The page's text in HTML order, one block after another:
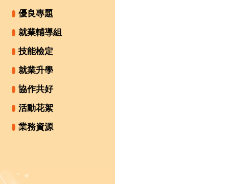
優良專題
就業輔導組
技能檢定
就業升學
協作共好
活動花絮
業務資源